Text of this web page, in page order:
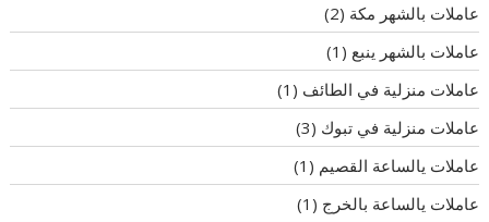
عاملات بالشهر مكة (2)
عاملات بالشهر ينبع (1)
عاملات منزلية في الطائف (1)
عاملات منزلية في تبوك (3)
عاملات يالساعة القصيم (1)
عاملات يالساعة بالخرج (1)